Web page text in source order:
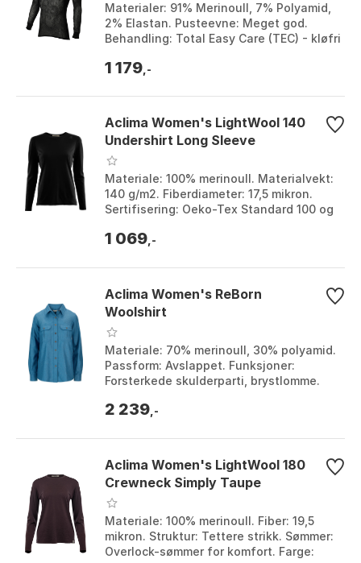
Materialer: 91% Merinoull, 7% Polyamid,
2% Elastan. Pusteevne: Meget god.
Behandling: Total Easy Care (TEC) - kløfri
sk...
1 179 ,-
Aclima Women's LightWool 140
Undershirt Long Sleeve
Materiale: 100% merinoull. Materialvekt:
140 g/m2. Fiberdiameter: 17,5 mikron.
Sertifisering: Oeko-Tex Standard 100 og
Range...
1 069 ,-
Aclima Women's ReBorn
Woolshirt
Materiale: 70% merinoull, 30% polyamid.
Passform: Avslappet. Funksjoner:
Forsterkede skulderparti, brystlomme.
melange, Ch...
2 239 ,-
Aclima Women's LightWool 180
Crewneck Simply Taupe
Materiale: 100% merinoull. Fiber: 19,5
mikron. Struktur: Tettere strikk. Sømmer:
Overlock-sømmer for komfort. Farge: